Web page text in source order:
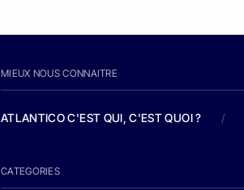
MIEUX NOUS CONNAITRE
ATLANTICO C'EST QUI, C'EST QUOI ? /
CATEGORIES